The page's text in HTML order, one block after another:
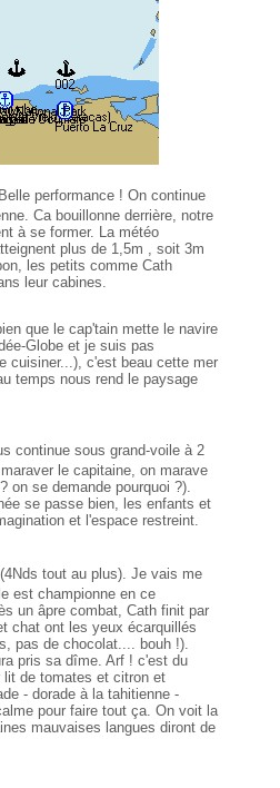
performance ! On continue
Ca bouillonne derrière, notre
à se former. La météo
plus de 1,5m , soit 3m
les petits comme Cath
leur cabines.
que le cap'tain mette le navire
Globe et je suis pas
cuisiner...), c'est beau cette mer
temps nous rend le paysage
continue sous grand-voile à 2
le capitaine, on marave
se demande pourquoi ?).
se passe bien, les enfants et
et l'espace restreint.
tout au plus). Je vais me
est championne en ce
un âpre combat, Cath finit par
chat ont les yeux écarquillés
pas de chocolat.... bouh !).
pris sa dîme. Arf ! c'est du
lit de tomates et citron et
- dorade à la tahitienne -
pour faire tout ça. On voit la
mauvaises langues diront de